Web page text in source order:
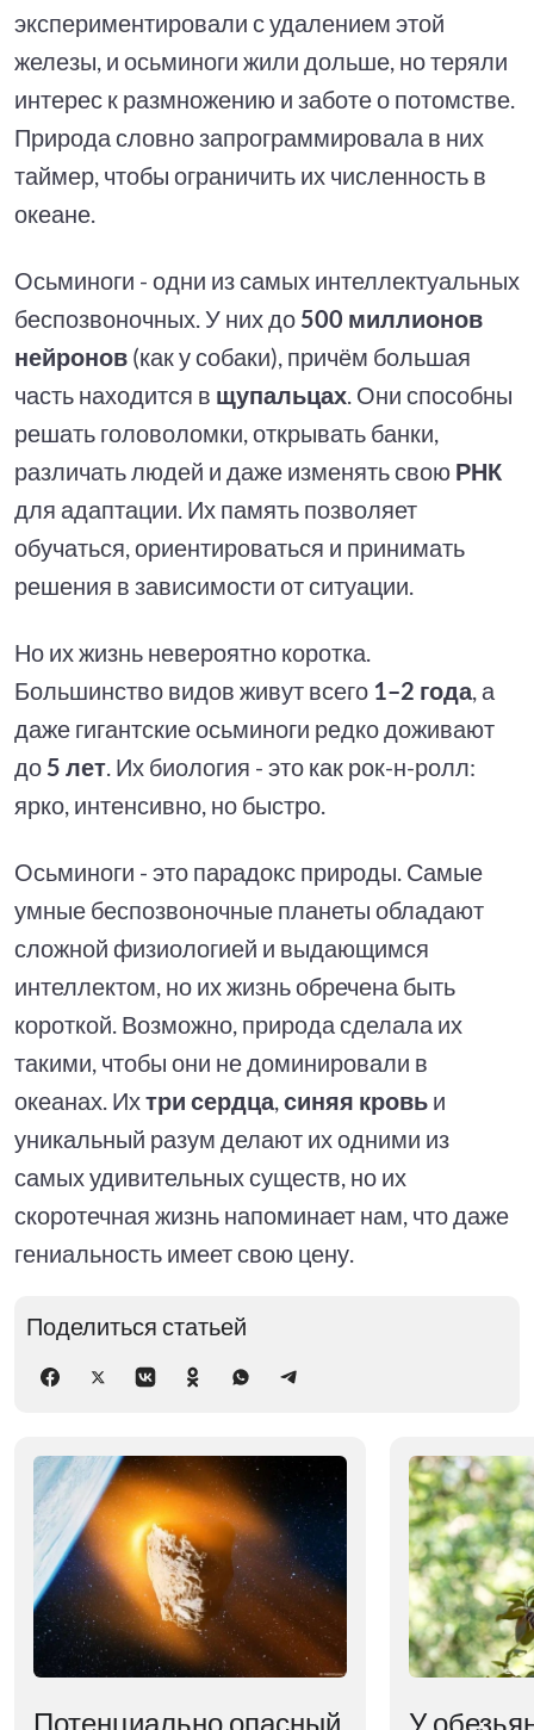
экспериментировали с удалением этой
железы, и осьминоги жили дольше, но теряли
интерес к размножению и заботе о потомстве.
Природа словно запрограммировала в них
таймер, чтобы ограничить их численность в
океане.
Осьминоги - одни из самых интеллектуальных
беспозвоночных. У них до 500 миллионов
нейронов (как у собаки), причём большая
часть находится в щупальцах . Они способны
решать головоломки, открывать банки,
различать людей и даже изменять свою РНК
для адаптации. Их память позволяет
обучаться, ориентироваться и принимать
решения в зависимости от ситуации.
Но их жизнь невероятно коротка.
Большинство видов живут всего 1–2 года , а
даже гигантские осьминоги редко доживают
до 5 лет . Их биология - это как рок-н-ролл:
ярко, интенсивно, но быстро.
Осьминоги - это парадокс природы. Самые
умные беспозвоночные планеты обладают
сложной физиологией и выдающимся
интеллектом, но их жизнь обречена быть
короткой. Возможно, природа сделала их
такими, чтобы они не доминировали в
океанах. Ихтри сердца синяя кровь и
уникальный разум делают их одними из
самых удивительных существ, но их
скоротечная жизнь напоминает нам, что даже
гениальность имеет свою цену.
Поделиться статьей
Потенциально опасный У